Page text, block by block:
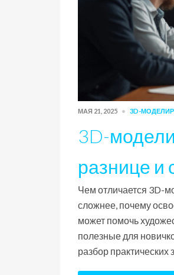
МАЯ 21, 2025 3D-
3D-
разнице и
Чем отличается 3D-
сложнее, почему
может помочь
полезные для
разбор